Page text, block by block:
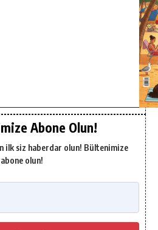
Abone Olun!
ilk siz haberdar olun! Bültenimize
abone olun!